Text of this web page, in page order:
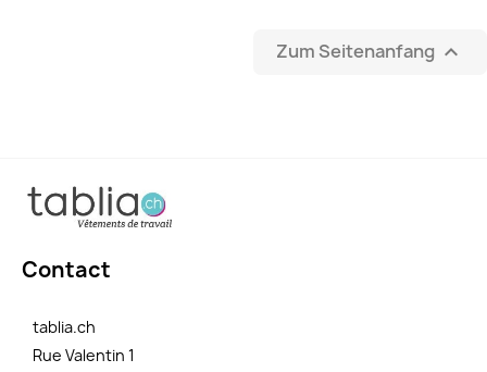
Zum Seitenanfang 
Contact
tablia.ch
Rue Valentin 1